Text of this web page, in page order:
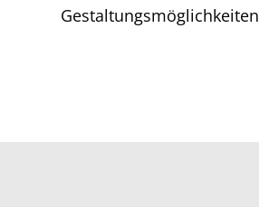
Gestaltungsmöglichkeiten